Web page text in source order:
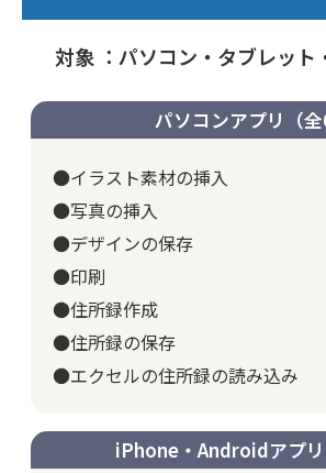
対象 ：パソコン・タブレット
パソコンアプリ（全
●イラスト素材の挿入
●写真の挿入
●デザインの保存
●印刷
●住所録作成
●住所録の保存
●エクセルの住所録の読み込み
iPhone・Androidアプリ